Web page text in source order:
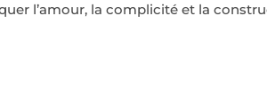
l’amour, la complicité et la